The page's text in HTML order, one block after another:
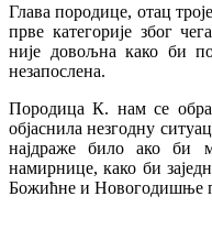
Глава породице, отац
прве категорије због
није довољна како би
незапослена.
Породица К. нам се
објаснила незгодну
најдраже било ако би
намирнице, како би
Божићне и Новогодишње